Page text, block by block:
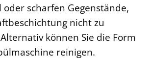
scharfen Gegenstände,
nicht zu
können Sie die Form
reinigen.